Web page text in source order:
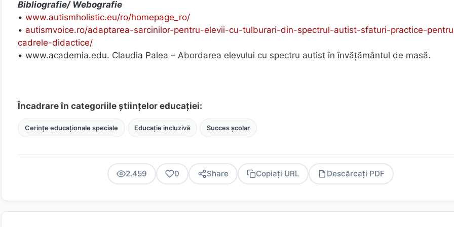
Bibliografie/ Webografie
• www.autismholistic.eu/ro/homepage_ro/
• autismvoice.ro/adaptarea-sarcinilor-pentru-elevii-cu-tulburari-din-spectrul-autist-sfaturi-practice-
cadrele-didactice/
• www.academia.edu. Claudia Palea – Abordarea elevului cu spectru autist în învățământul de masă.
Încadrare în categoriile științelor educației:
Cerințe educaționale speciale Educație incluzivă Succes școlar
2.459 0 Share Copiați URL Descărcați PDF